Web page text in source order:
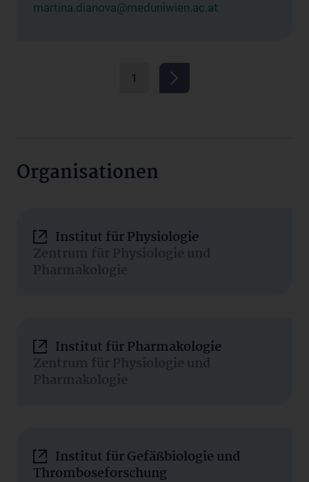
martina.dianova@meduniwien.ac.at
1
Organisationen
Institut für Physiologie
Zentrum für Physiologie und
Pharmakologie
Institut für Pharmakologie
Zentrum für Physiologie und
Pharmakologie
Institut für Gefäßbiologie und
Thromboseforschung